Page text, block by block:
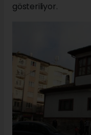
gösteriliyor.